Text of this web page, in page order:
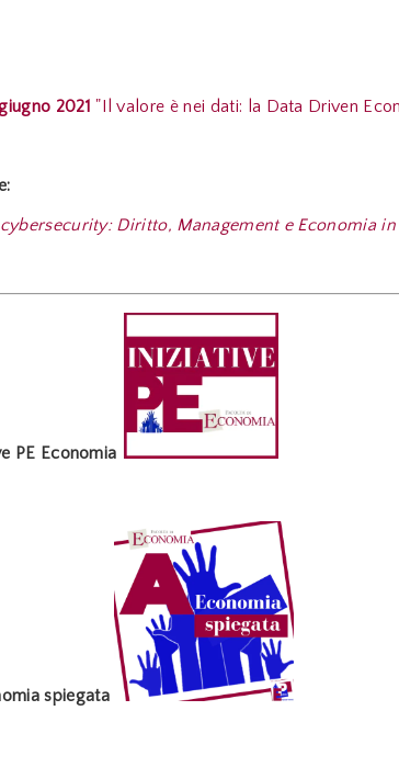
2021 "Il valore è nei dati: la Data Driven
Diritto, Management e Economia
PE Economia
spiegata